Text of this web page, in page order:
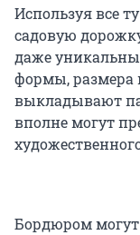
Используя все
садовую
даже
формы, размера
выкладывают
вполне могут
Бордюром